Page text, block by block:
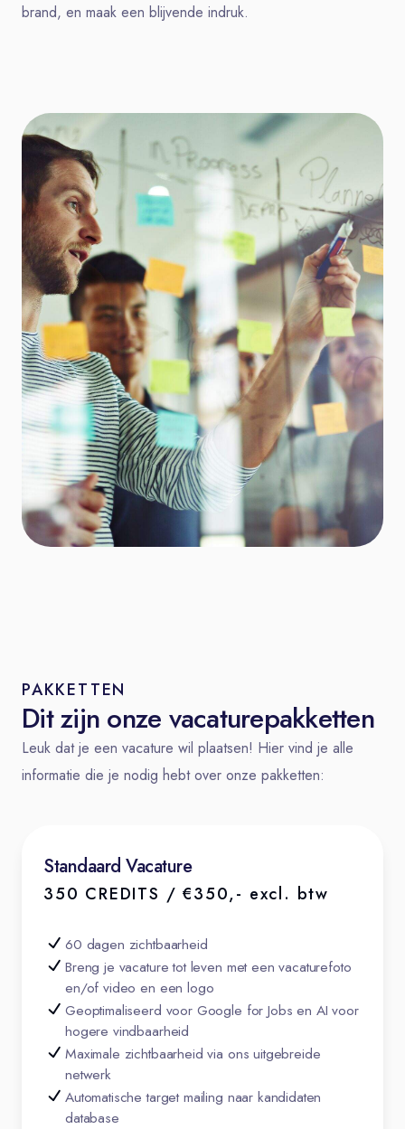
brand, en maak een blijvende indruk.
PAKKETTEN
Dit zijn onze vacaturepakketten
Leuk dat je een vacature wil plaatsen! Hier vind je alle
informatie die je nodig hebt over onze pakketten:
Standaard Vacature
350 CREDITS / €350,- excl. btw
60 dagen zichtbaarheid
Breng je vacature tot leven met een vacaturefoto
en/of video en een logo
Geoptimaliseerd voor Google for Jobs en AI voor
hogere vindbaarheid
Maximale zichtbaarheid via ons uitgebreide
netwerk
Automatische target mailing naar kandidaten
database